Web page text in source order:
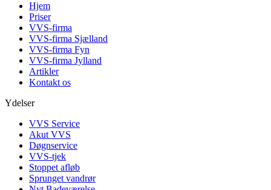
Hjem
Priser
VVS-firma
VVS-firma Sjælland
VVS-firma Fyn
VVS-firma Jylland
Artikler
Kontakt os
Ydelser
VVS Service
Akut VVS
Døgnservice
VVS-tjek
Stoppet afløb
Sprunget vandrør